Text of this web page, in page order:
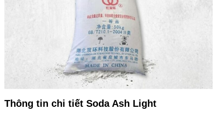
Thông tin chi tiết Soda Ash Light